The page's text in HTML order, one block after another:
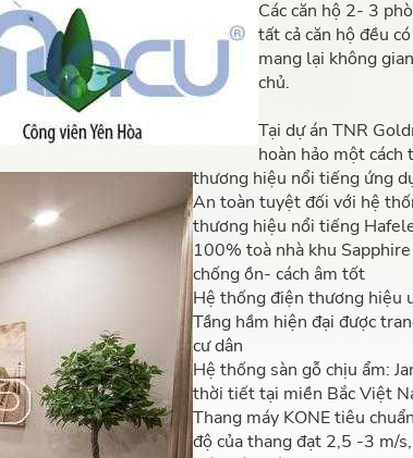
Các căn hộ 2- 3
tất cả căn hộ đều
mang lại không
chủ.
Tại dự án TNR
hoàn hảo một cách
thương hiệu nổi tiếng ứng
An toàn tuyệt đối với hệ
thương hiệu nổi tiếng
100% toà nhà khu
chống ồn- cách âm tốt
Hệ thống điện thương hiệu
Tầng hầm hiện đại được
cư dân
Hệ thống sàn gỗ chịu ẩm:
thời tiết tại miền Bắc Việt
Thang máy KONE tiêu
độ của thang đạt 2,5 -3 m/